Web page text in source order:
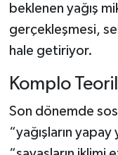
beklenen yağış
gerçekleşmesi, sel
hale getiriyor.
Komplo
Son dönemde
“yağışların yapay